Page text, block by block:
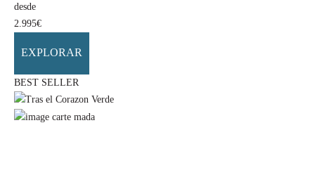
desde
2.995€
EXPLORAR
BEST SELLER